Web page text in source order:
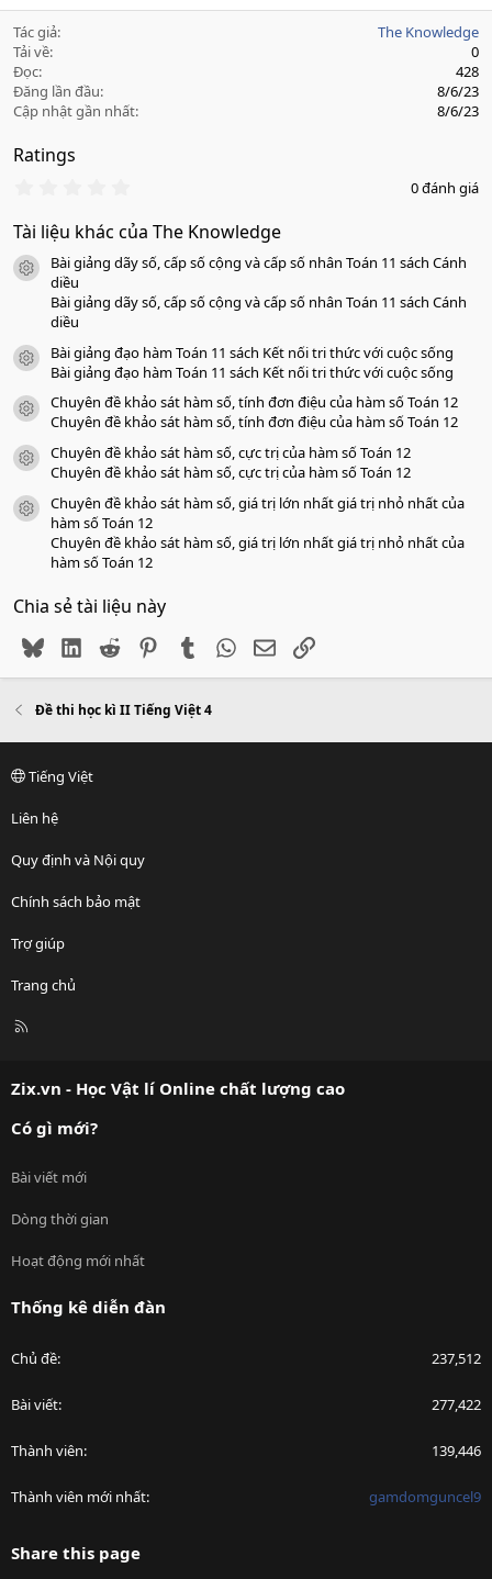
Tác giả
The Knowledge
Tải về
0
Đọc
428
Đăng lần đầu
8/6/23
Cập nhật gần nhất
8/6/23
Ratings
0
0
a
0 đánh giá
Tài liệu khác của The Knowledge
icon tài liệu
Bài giảng dãy số, cấp số cộng và cấp số nhân Toán 11 sách Cánh
diều
Bài giảng dãy số, cấp số cộng và cấp số nhân Toán 11 sách Cánh
diều
icon tài liệu
Bài giảng đạo hàm Toán 11 sách Kết nối tri thức với cuộc sống
Bài giảng đạo hàm Toán 11 sách Kết nối tri thức với cuộc sống
icon tài liệu
Chuyên đề khảo sát hàm số, tính đơn điệu của hàm số Toán 12
Chuyên đề khảo sát hàm số, tính đơn điệu của hàm số Toán 12
icon tài liệu
Chuyên đề khảo sát hàm số, cực trị của hàm số Toán 12
Chuyên đề khảo sát hàm số, cực trị của hàm số Toán 12
icon tài liệu
Chuyên đề khảo sát hàm số, giá trị lớn nhất giá trị nhỏ nhất của
hàm số Toán 12
Chuyên đề khảo sát hàm số, giá trị lớn nhất giá trị nhỏ nhất của
hàm số Toán 12
Chia sẻ tài liệu này
BlueskyLinkedIn
Reddit PinterestTumblr WhatsApp
EmailLink
Đề thi học kì II Tiếng Việt 4
Tiếng Việt
Liên hệ
Quy định và Nội quy
Chính sách bảo mật
Trợ giúp
Trang chủ
R
Zix.vn - Học Vật lí Online chất lượng cao
Có gì mới?
Bài viết mới
Dòng thời gian
Hoạt động mới nhất
Thống kê diễn đàn
Chủ đề 237,512
Bài viết 277,422
Thành viên 139,446
Thành viên mới nhất gamdomguncel9
Share this page